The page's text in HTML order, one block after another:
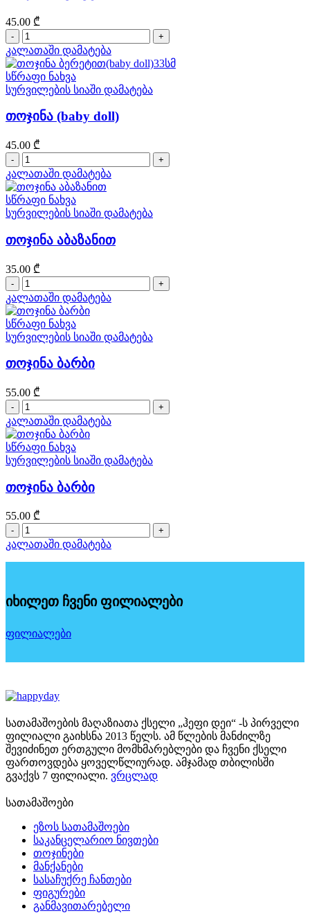
45.00 ₾
რაოდენობა:
თოჯინა
ბერეტით(baby
doll)33სმ
კალათაში დამატება
სწრაფი ნახვა
სურვილების სიაში დამატება
თოჯინა (baby doll)
45.00 ₾
რაოდენობა:
თოჯინა
(baby
doll)
კალათაში დამატება
სწრაფი ნახვა
სურვილების სიაში დამატება
თოჯინა აბაზანით
35.00 ₾
რაოდენობა:
თოჯინა
აბაზანით
კალათაში დამატება
სწრაფი ნახვა
სურვილების სიაში დამატება
თოჯინა ბარბი
55.00 ₾
რაოდენობა:
თოჯინა
ბარბი
კალათაში დამატება
სწრაფი ნახვა
სურვილების სიაში დამატება
თოჯინა ბარბი
55.00 ₾
რაოდენობა:
თოჯინა
კალათაში დამატება
იხილეთ ჩვენი ფილიალები
ფილიალები
სათამაშოების მაღაზიათა ქსელი „ჰეფი დეი“ -ს პირველი
ფილიალი გაიხსნა 2013 წელს. ამ წლების მანძილზე
შევიძინეთ ერთგული მომხმარებლები და ჩვენი ქსელი
ფართოვდება ყოველწლიურად. ამჯამად თბილისში
გვაქვს 7 ფილიალი. ვრცლად
სათამაშოები
ეზოს სათამაშოები
საკანცელარიო ნივთები
თოჯინები
მანქანები
სასაჩუქრე ჩანთები
ფიგურები
განმავითარებელი